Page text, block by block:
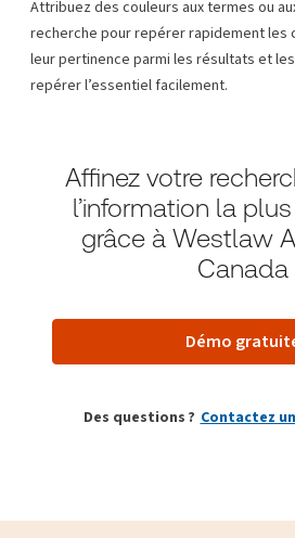
Attribuez des couleurs aux termes ou
recherche pour repérer rapidement
leur pertinence parmi les résultats et
repérer l’essentiel facilement.
Affinez votre
l’information la
grâce à Westlaw
Canada
Démo
Des questions ? Contactez